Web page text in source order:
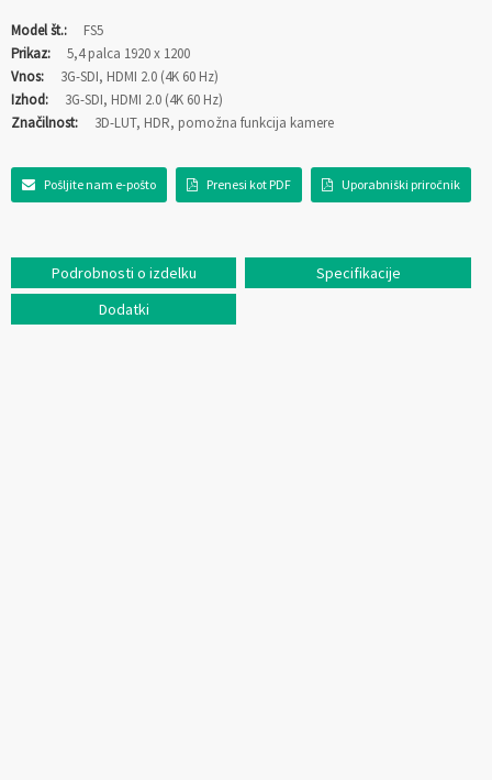
Model št.:
FS5
Prikaz:
5,4 palca 1920 x 1200
Vnos:
3G-SDI, HDMI 2.0 (4K 60 Hz)
Izhod:
3G-SDI, HDMI 2.0 (4K 60 Hz)
Značilnost:
3D-LUT, HDR, pomožna funkcija kamere
Pošljite nam e-pošto Prenesi kot PDF Uporabniški priročnik
Podrobnosti o izdelku
Specifikacije
Dodatki